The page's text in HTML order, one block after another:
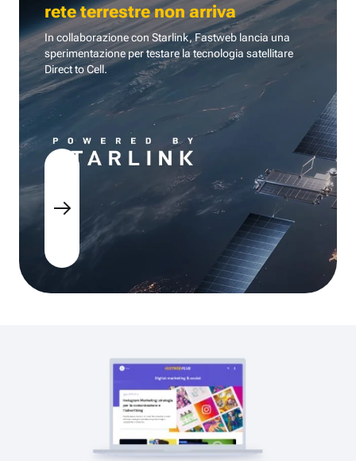
rete terrestre non arriva
In collaborazione con Starlink, Fastweb lancia una
sperimentazione per testare la tecnologia satellitare
Direct to Cell.